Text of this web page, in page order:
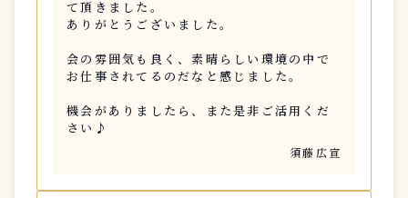
て頂きました。
ありがとうございました。
会の雰囲気も良く、素晴らしい環境の中で
お仕事されてるのだなと感じました。
機会がありましたら、また是非ご活用くだ
さい♪
須藤広宣